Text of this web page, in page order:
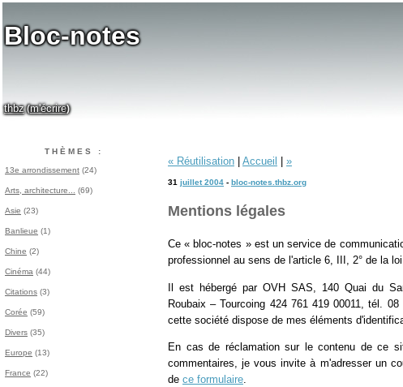
Bloc-notes
thbz(m'écrire)
THÈMES :
13e arrondissement (24)
Arts, architecture... (69)
Asie (23)
Banlieue (1)
Chine (2)
Cinéma (44)
Citations (3)
Corée (59)
Divers (35)
Europe (13)
France (22)
« Réutilisation Accueil »
31 juillet 2004 - bloc-notes.thbz.org
Mentions légales
Ce « bloc-notes » est un service de
professionnel au sens de l'article 6, III, 2° de la
Il est hébergé par OVH SAS, 140 Quai du
Roubaix – Tourcoing 424 761 419 00011, tél.
cette société dispose de mes éléments
En cas de réclamation sur le contenu de ce
commentaires, je vous invite à m'adresser un
de ce formulaire